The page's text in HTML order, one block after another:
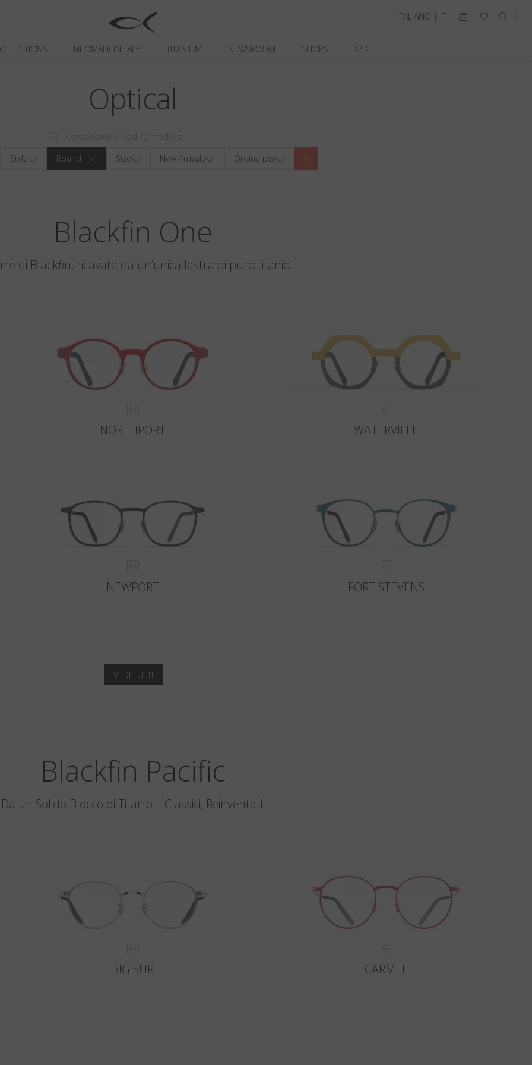
NEOMADEINITALY TITANIUM NEWSROOM SHOPS B2B
ITALIANO | IT
Optical
Style Round Size New Arrivals Ordina per
Blackfin One
di Blackfin, ricavata da un’unica lastra di puro titanio.
NORTHPORT WATERVILLE
NEWPORT FORT STEVENS
VEDI TUTTI
Blackfin Pacific
Da un Solido Blocco di Titanio. I Classici, Reinventati.
BIG SUR CARMEL